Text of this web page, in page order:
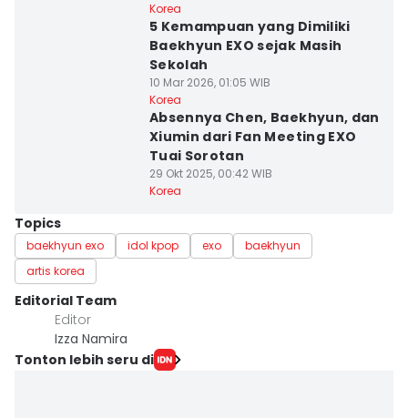
Korea
5 Kemampuan yang Dimiliki
Baekhyun EXO sejak Masih
Sekolah
10 Mar 2026, 01:05 WIB
Korea
Absennya Chen, Baekhyun, dan
Xiumin dari Fan Meeting EXO
Tuai Sorotan
29 Okt 2025, 00:42 WIB
Korea
Topics
baekhyun exo idol kpop exo
baekhyun
artis korea
Editorial Team
Editor
Izza Namira
Tonton lebih seru di